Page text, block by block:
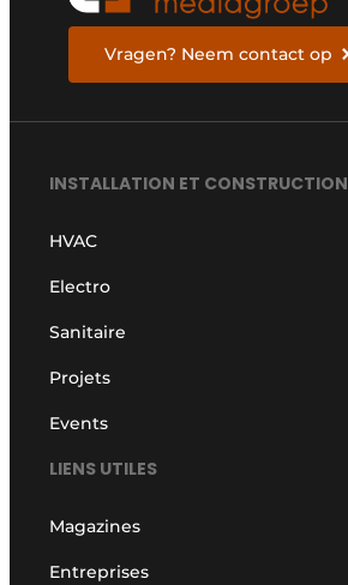
Vragen? Neem contact op
INSTALLATION ET CONSTRUCTION
HVAC
Electro
Sanitaire
Projets
Events
LIENS UTILES
Magazines
Entreprises